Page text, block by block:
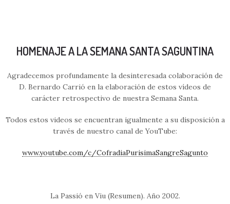
HOMENAJE A LA SEMANA SANTA SAGUNTINA
Agradecemos profundamente la desinteresada colaboración de
D. Bernardo Carrió en la elaboración de estos vídeos de
carácter retrospectivo de nuestra Semana Santa.
Todos estos videos se encuentran igualmente a su disposición a
través de nuestro canal de YouTube:
www.youtube.com/c/CofradiaPurisimaSangreSagunto
La Passió en Viu (Resumen). Año 2002.